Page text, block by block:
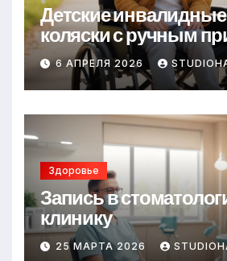
Детские
коляски с ручным
6 АПРЕЛЯ 2026
Здоровье
Запись в
клинику
25 МАРТА 2026